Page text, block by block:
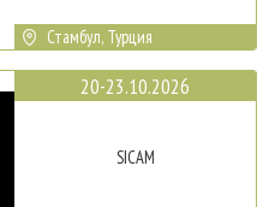
Стамбул, Турция
20-23.10.2026
SICAM